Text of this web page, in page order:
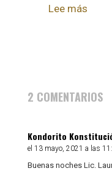
Lee más:
2 COMENTARIOS
Kondorito
el 13 mayo, 2021 a las
Buenas noches Lic.